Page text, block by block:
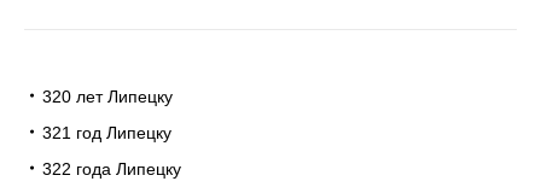
320 лет Липецку
321 год Липецку
322 года Липецку